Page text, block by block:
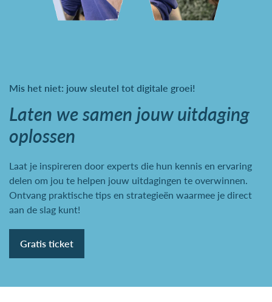
Mis het niet: jouw sleutel tot digitale groei!
Laten we samen jouw uitdaging
oplossen
Laat je inspireren door experts die hun kennis en ervaring
delen om jou te helpen jouw uitdagingen te overwinnen.
Ontvang praktische tips en strategieën waarmee je direct
aan de slag kunt!
Gratis ticket